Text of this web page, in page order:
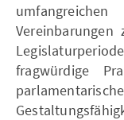
fragwürdige